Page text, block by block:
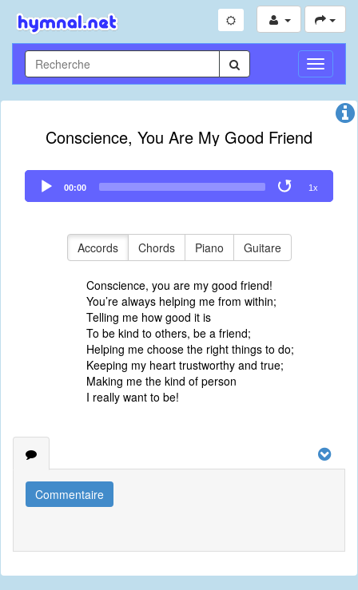
Toggle
Conscience, You Are My Good Friend
Audio
Player
00:00 1x
Accords Chords Piano Guitare
Conscience, you are my good friend!
You’re always helping me from within;
Telling me how good it is
To be kind to others, be a friend;
Helping me choose the right things to do;
Keeping my heart trustworthy and true;
Making me the kind of person
I really want to be!
Commentaire